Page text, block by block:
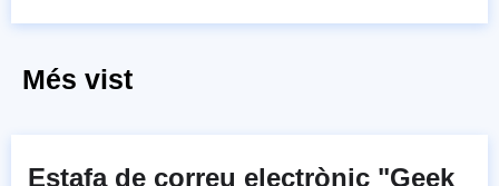
Més vist
Estafa de correu electrònic "Geek